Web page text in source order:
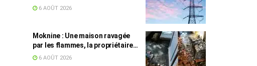
dans plusieurs régions
6 AOÛT 2026
Moknine : Une maison ravagée
par les flammes, la propriétaire
accuse la STEG et la SONEDE
6 AOÛT 2026